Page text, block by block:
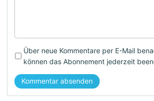
Über neue Kommentare per E-Mail
können das Abonnement jederzeit
Kommentar absenden